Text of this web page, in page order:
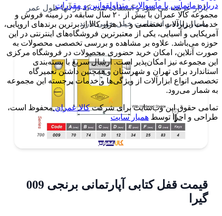
بازار عرضه می شود و استفاده شده که در آنها طول عمر
بسیار زیاده و استقامت خیلی خوبی دارند.
قیمت قفل کتابی آپارتمانی برنجی 009
گیرا
درباره ماتماس با ماسوالات متداولقوانین و مقررات
مجموعه کالا عمران با بیش از ۲۰ سال سابقه در زمینه فروش و
خدمات ابزارآلات تخصصی و ۱۰ هزار کالا از برترین برندهای اروپایی،
آمریکایی و آسیایی، یکی از معتبرترین فروشگاه‌های اینترنتی در این
حوزه می‌باشد. علاوه بر مشاهده و بررسی تخصصی محصولات به
صورت آنلاین، امکان خرید حضوری محصولات در فروشگاه مرکزی
این مجموعه نیز امکان‌پذیر است. ارسال سریع با بسته‌بندی
استاندارد برای تهران و شهرستان و همچنین داشتن تعمیرگاه
تخصصی انواع ابزارآلات از ویژگی‌ها و خدمات برجسته این مجموعه
به شمار می‌رود.
تمامی حقوق این وب‌سایت برای شرکتکالا عمرانمحفوظ است،
طراحی و اجرا توسط همیار سایت